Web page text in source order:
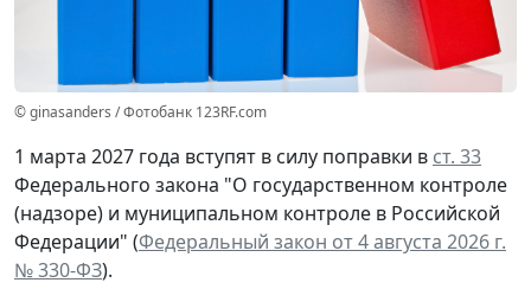
© ginasanders / Фотобанк 123RF.com
1 марта 2027 года вступят в силу поправки в ст. 33
Федерального закона "О государственном контроле
(надзоре) и муниципальном контроле в Российской
Федерации" (Федеральный закон от 4 августа 2026 г.
№ 330-ФЗ).